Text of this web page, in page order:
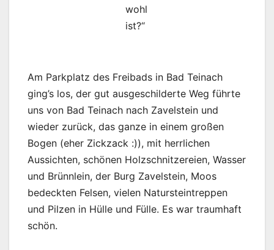
wohl
ist?“
Am Parkplatz des Freibads in Bad Teinach
ging’s los, der gut ausgeschilderte Weg führte
uns von Bad Teinach nach Zavelstein und
wieder zurück, das ganze in einem großen
Bogen (eher Zickzack :)), mit herrlichen
Aussichten, schönen Holzschnitzereien, Wasser
und Brünnlein, der Burg Zavelstein, Moos
bedeckten Felsen, vielen Natursteintreppen
und Pilzen in Hülle und Fülle. Es war traumhaft
schön.